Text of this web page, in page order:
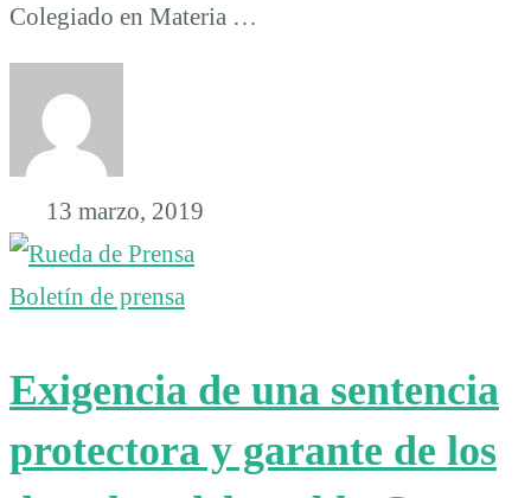
Colegiado en Materia …
13 marzo, 2019
Boletín de prensa
Exigencia de una sentencia
protectora y garante de los